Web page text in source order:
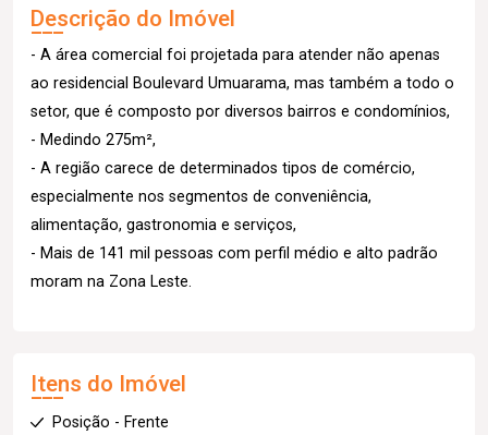
Descrição do Imóvel
- A área comercial foi projetada para atender não apenas
ao residencial Boulevard Umuarama, mas também a todo o
setor, que é composto por diversos bairros e condomínios,
- Medindo 275m²,
- A região carece de determinados tipos de comércio,
especialmente nos segmentos de conveniência,
alimentação, gastronomia e serviços,
- Mais de 141 mil pessoas com perfil médio e alto padrão
moram na Zona Leste.
Itens do Imóvel
Posição - Frente